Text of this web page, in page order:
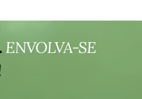
ENVOLVA-SE